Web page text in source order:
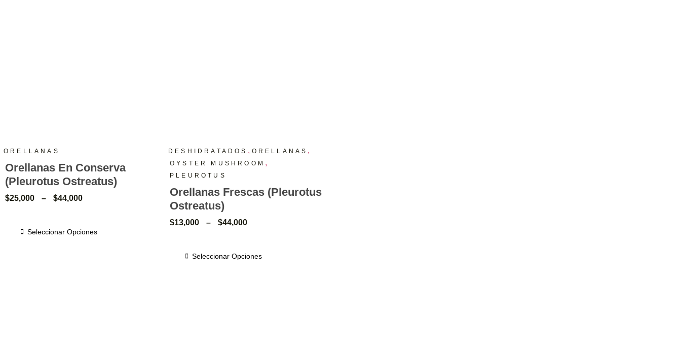
ORELLANAS
Orellanas En Conserva
(Pleurotus Ostreatus)
$25,000 – $44,000
Seleccionar Opciones
DESHIDRATADOS , ORELLANAS ,
OYSTER MUSHROOM ,
PLEUROTUS
Orellanas Frescas (Pleurotus
Ostreatus)
$13,000 – $44,000
Seleccionar Opciones